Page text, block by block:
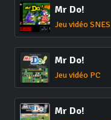
Mr Do!
Jeu vidéo SNES
Mr Do!
Jeu vidéo PC
Mr Do!